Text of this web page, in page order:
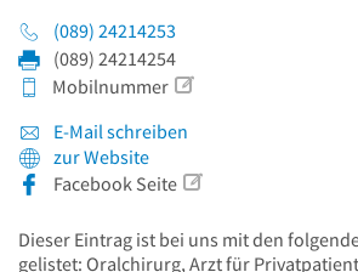
(089) 24214253
(089) 24214254
Mobilnummer
E-Mail schreiben
zur Website
Facebook Seite
Dieser Eintrag ist bei uns mit den
gelistet: Oralchirurg, Arzt für